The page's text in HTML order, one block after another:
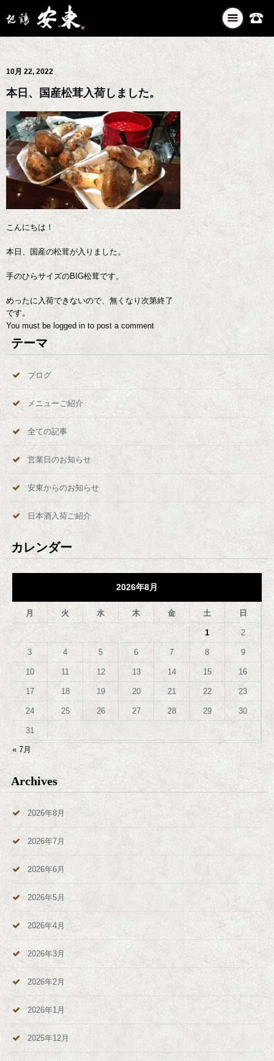
ナ
ビ
ゲ
シ
10月 22, 2022
本日、国産松茸入荷しました。
こんにちは！
本日、国産の松茸が入りました。
手のひらサイズのBIG松茸です。
めったに入荷できないので、無くなり次第終了
です。
You must be logged in to post a comment
テーマ
ブログ
メニューご紹介
全ての記事
営業日のお知らせ
安東からのお知らせ
日本酒入荷ご紹介
カレンダー
2026年8月
月 火 水 木 金 土 日
1 2
3 4 5 6 7 8 9
10 11 12 13 14 15 16
17 18 19 20 21 22 23
24 25 26 27 28 29 30
31
« 7月
Archives
2026年8月
2026年7月
2026年6月
2026年5月
2026年4月
2026年3月
2026年2月
2026年1月
2025年12月